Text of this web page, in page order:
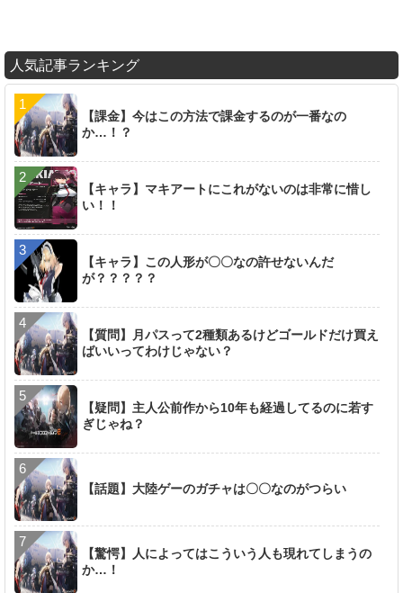
人気記事ランキング
【課金】今はこの方法で課金するのが一番なの
か…！？
【キャラ】マキアートにこれがないのは非常に惜し
い！！
【キャラ】この人形が〇〇なの許せないんだ
が？？？？？
【質問】月パスって2種類あるけどゴールドだけ買え
ばいいってわけじゃない？
【疑問】主人公前作から10年も経過してるのに若す
ぎじゃね？
【話題】大陸ゲーのガチャは〇〇なのがつらい
【驚愕】人によってはこういう人も現れてしまうの
か…！